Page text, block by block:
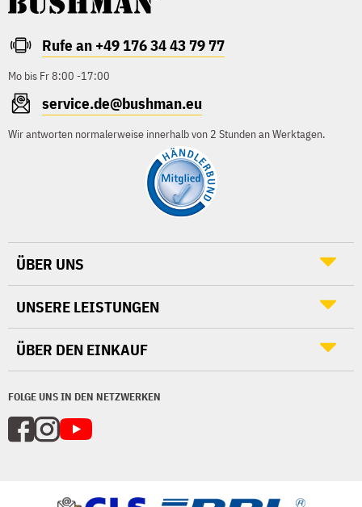
Rufe an +49 176 34 43 79 77
Mo bis Fr 8:00 -17:00
service.de@bushman.eu
Wir antworten normalerweise innerhalb von 2 Stunden an Werktagen.
FOLGE UNS IN DEN NETZWERKEN
ÜBER UNS
UNSERE LEISTUNGEN
ÜBER DEN EINKAUF